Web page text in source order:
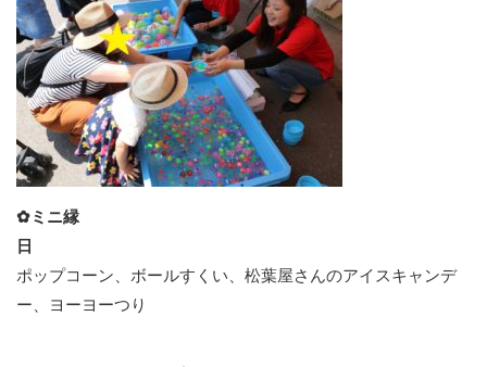
✿ミニ縁
日
ポップコーン、ボールすくい、松葉屋さんのアイスキャンデ
ー、ヨーヨーつり